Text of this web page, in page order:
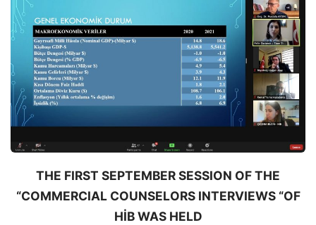
THE FIRST SEPTEMBER SESSION OF THE
“COMMERCIAL COUNSELORS INTERVIEWS “OF
HİB WAS HELD